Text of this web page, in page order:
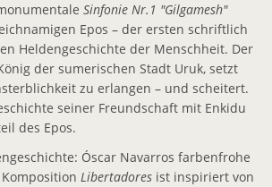
Sinfonie Nr.1 "Gilgamesh"
Epos – der ersten schriftlich
Heldengeschichte der Menschheit. Der
der sumerischen Stadt Uruk, setzt
zu erlangen – und scheitert.
seiner Freundschaft mit Enkidu
des Epos.
Óscar Navarros farbenfrohe
Libertadores ist inspiriert von